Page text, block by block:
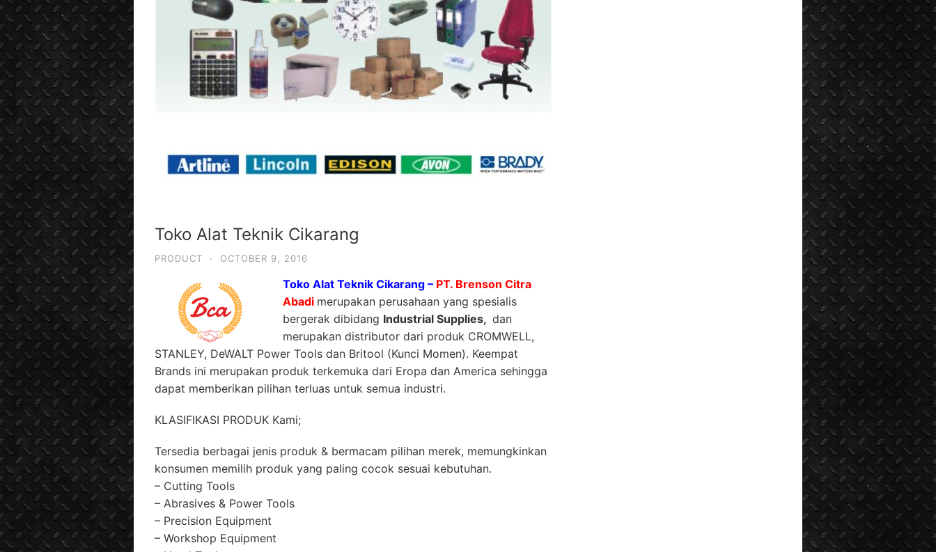
Toko Alat Teknik Cikarang
PRODUCT · OCTOBER 9, 2016
Toko Alat Teknik Cikarang – PT. Brenson Citra
Abadi merupakan perusahaan yang spesialis
bergerak dibidang Industrial Supplies, dan
merupakan distributor dari produk CROMWELL,
STANLEY, DeWALT Power Tools dan Britool (Kunci Momen). Keempat
Brands ini merupakan produk terkemuka dari Eropa dan America sehingga
dapat memberikan pilihan terluas untuk semua industri.
KLASIFIKASI PRODUK Kami;
Tersedia berbagai jenis produk & bermacam pilihan merek, memungkinkan
konsumen memilih produk yang paling cocok sesuai kebutuhan.
– Cutting Tools
– Abrasives & Power Tools
– Precision Equipment
– Workshop Equipment